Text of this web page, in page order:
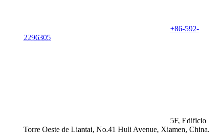
+86-592-
2296305
5F, Edificio
Torre Oeste de Liantai, No.41 Huli Avenue, Xiamen, China.